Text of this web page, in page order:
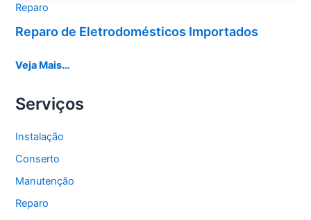
Reparo
Reparo de Eletrodomésticos Importados
Veja Mais…
Serviços
Instalação
Conserto
Manutenção
Reparo